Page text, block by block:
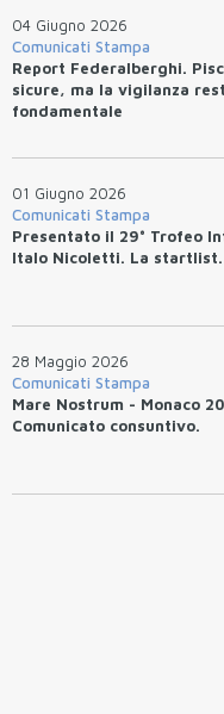
04 Giugno 2026
Comunicati Stampa
Report Federalberghi.
sicure, ma la vigilanza
fondamentale
01 Giugno 2026
Comunicati Stampa
Presentato il 29° Trofeo
Italo Nicoletti. La startlist.
28 Maggio 2026
Comunicati Stampa
Mare Nostrum - Monaco
Comunicato consuntivo.